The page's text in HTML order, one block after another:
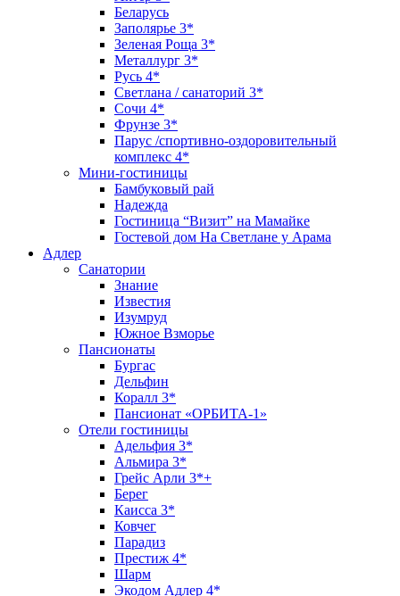
Беларусь
Заполярье 3*
Зеленая Роща 3*
Металлург 3*
Русь 4*
Светлана / санаторий 3*
Сочи 4*
Фрунзе 3*
Парус /спортивно-оздоровительный
комплекс 4*
Мини-гостиницы
Бамбуковый рай
Надежда
Гостиница “Визит” на Мамайке
Гостевой дом На Светлане у Арама
Адлер
Санатории
Знание
Известия
Изумруд
Южное Взморье
Пансионаты
Бургас
Дельфин
Коралл 3*
Пансионат «ОРБИТА-1»
Отели гостиницы
Адельфия 3*
Альмира 3*
Грейс Арли 3*+
Берег
Каисса 3*
Ковчег
Парадиз
Престиж 4*
Шарм
Экодом Адлер 4*